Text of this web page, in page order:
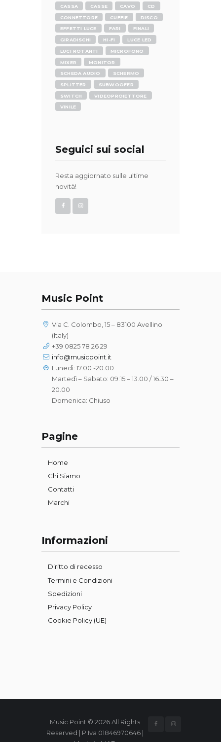
CASSA CASSE CAVO CD
CONNETTORE CUFFIE DISCO
EFFETTI LUCE FARI FINALI
GIRADISCHI HI-FI LUCE LED
LUCI ROTANTI MICROFONO
MIXER MONITOR
SCHEDA AUDIO SCHERMO
SPLITTER SUBWOOFER
SWITCH VIDEOPROIETTORE
VINILE
Seguici sui social
Resta aggiornato sulle ultime
novità!
Music Point
Via C. Colombo, 15 – 83100 Avellino
(Italy)
+39 0825 78 26 29
info@musicpoint.it
Lunedì: 17.00 -20.00
Martedì – Sabato: 09:15 – 13.00 / 16.30 –
20.00
Domenica: Chiuso
Pagine
Home
Chi Siamo
Contatti
Marchi
Informazioni
Diritto di recesso
Termini e Condizioni
Spedizioni
Privacy Policy
Cookie Policy (UE)
Music Point © 2026 All Rights
Reserved | P.Iva 01846970646 |